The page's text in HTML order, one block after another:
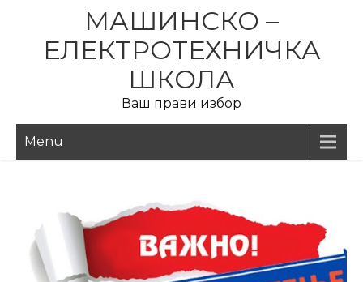
content
МАШИНСКО –
ЕЛЕКТРОТЕХНИЧКА
ШКОЛА
Ваш прави избор
Menu